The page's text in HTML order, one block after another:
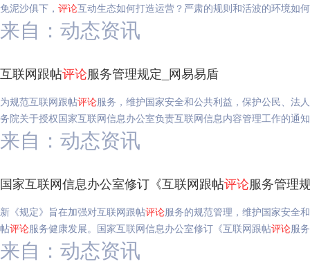
免泥沙俱下， 评论互动生态如何打造运营？严肃的规则和活波的环境
来自：动态资讯
互联网跟帖评论服务管理规定_网易易盾
为规范互联网跟帖评论服务，维护国家安全和公共利益，保护公民、法
务院关于授权国家互联网信息办公室负责互联网信息内容管理工作的通
来自：动态资讯
国家互联网信息办公室修订《互联网跟帖评论服务管理
新《规定》旨在加强对互联网跟帖评论服务的规范管理，维护国家安全
帖评论服务健康发展。国家互联网信息办公室修订《互联网跟帖评论服
来自：动态资讯